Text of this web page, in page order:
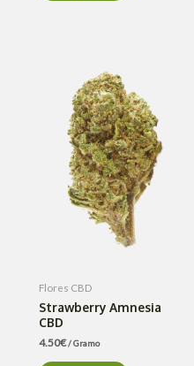
Flores CBD
Strawberry Amnesia
CBD
4.50€/ Gramo